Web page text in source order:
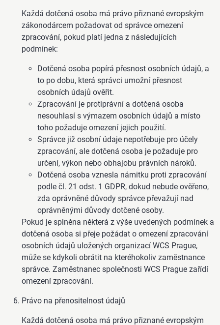
Každá dotčená osoba má právo přiznané evropským
zákonodárcem požadovat od správce omezení
zpracování, pokud platí jedna z následujících
podmínek:
Dotčená osoba popírá přesnost osobních údajů, a
to po dobu, která správci umožní přesnost
osobních údajů ověřit.
Zpracování je protiprávní a dotčená osoba
nesouhlasí s výmazem osobních údajů a místo
toho požaduje omezení jejich použití.
Správce již osobní údaje nepotřebuje pro účely
zpracování, ale dotčená osoba je požaduje pro
určení, výkon nebo obhajobu právních nároků.
Dotčená osoba vznesla námitku proti zpracování
podle čl. 21 odst. 1 GDPR, dokud nebude ověřeno,
zda oprávněné důvody správce převažují nad
oprávněnými důvody dotčené osoby.
Pokud je splněna některá z výše uvedených podmínek a
dotčená osoba si přeje požádat o omezení zpracování
osobních údajů uložených organizací WCS Prague,
může se kdykoli obrátit na kteréhokoliv zaměstnance
správce. Zaměstnanec společnosti WCS Prague zařídí
omezení zpracování.
Právo na přenositelnost údajů
Každá dotčená osoba má právo přiznané evropským